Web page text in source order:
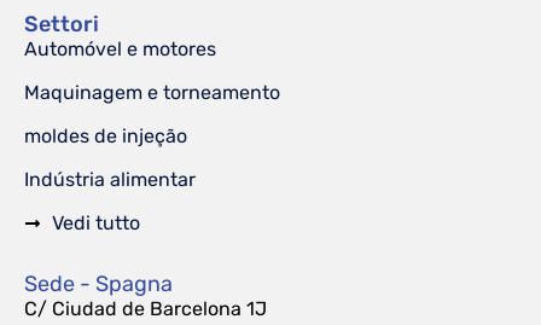
Settori
Automóvel e motores
Maquinagem e torneamento
moldes de injeção
Indústria alimentar
Vedi tutto
Sede - Spagna
C/ Ciudad de Barcelona 1J